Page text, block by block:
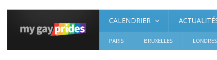
CALENDRIER
PARIS BRUXELLES LONDRES